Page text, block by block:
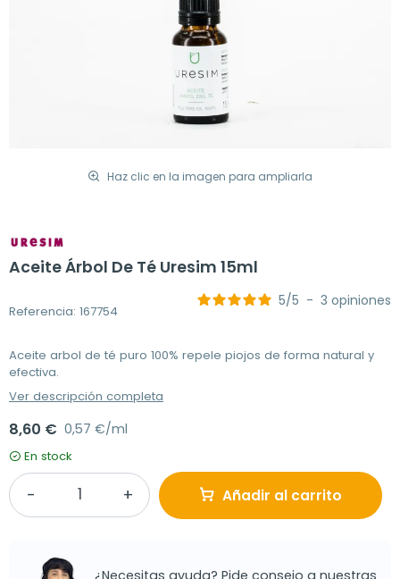
Haz clic en la imagen para ampliarla
Aceite Árbol De Té Uresim 15ml
Referencia: 167754
5/5 - 3 opiniones
Aceite arbol de té puro 100% repele piojos de forma natural y
efectiva.
Ver descripción completa
8,60 € 0,57 €/ml
En stock
Añadir al carrito